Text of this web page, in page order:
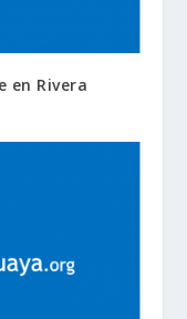
en Rivera